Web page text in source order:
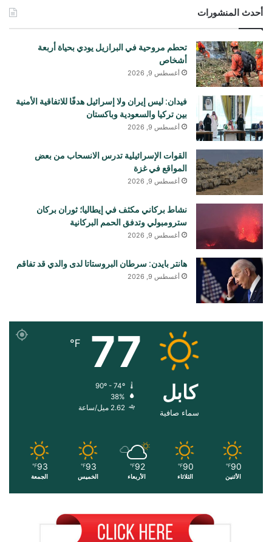
أحدث المنشورات
تحطم مروحية في البرازيل يودي بحياة أربعة
أشخاص
أغسطس 9, 2026
فيدان: ليس إيران ولا إسرائيل هدفًا للاتفاقية الأمنية
بين تركيا والسعودية وباكستان
أغسطس 9, 2026
القوات الإسرائيلية تدرس الانسحاب من بعض
المواقع في غزة
أغسطس 9, 2026
نشاط بركاني مكثف في إيطاليا؛ ثوران بركان
سترومبولي وتدفق الحمم البركانية
أغسطس 9, 2026
هانتر بايدن: سرطان البروستاتا لدى والدي قد تفاقم
أغسطس 9, 2026
کابل
سماء صافية
77
℉
38%
2.62 ميل/ساعة
90
℉
الأثنين
90
℉
الثلاثاء
92
℉
الأربعاء
93
℉
الخميس
93
℉
الجمعة